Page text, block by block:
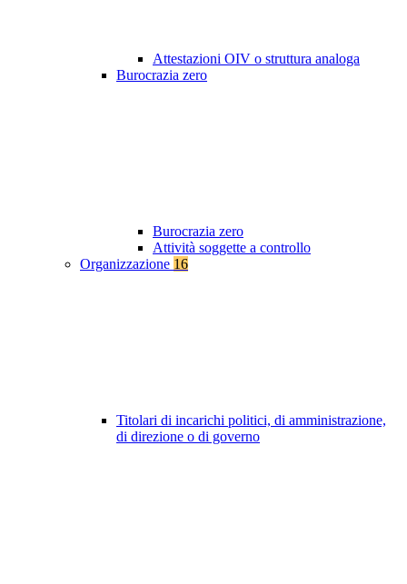
Attestazioni OIV o struttura analoga
Burocrazia zero
Burocrazia zero
Attività soggette a controllo
Organizzazione 16
Titolari di incarichi politici, di amministrazione,
di direzione o di governo